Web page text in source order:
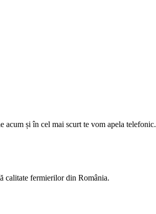
acum și în cel mai scurt te vom apela telefonic.
calitate fermierilor din România.